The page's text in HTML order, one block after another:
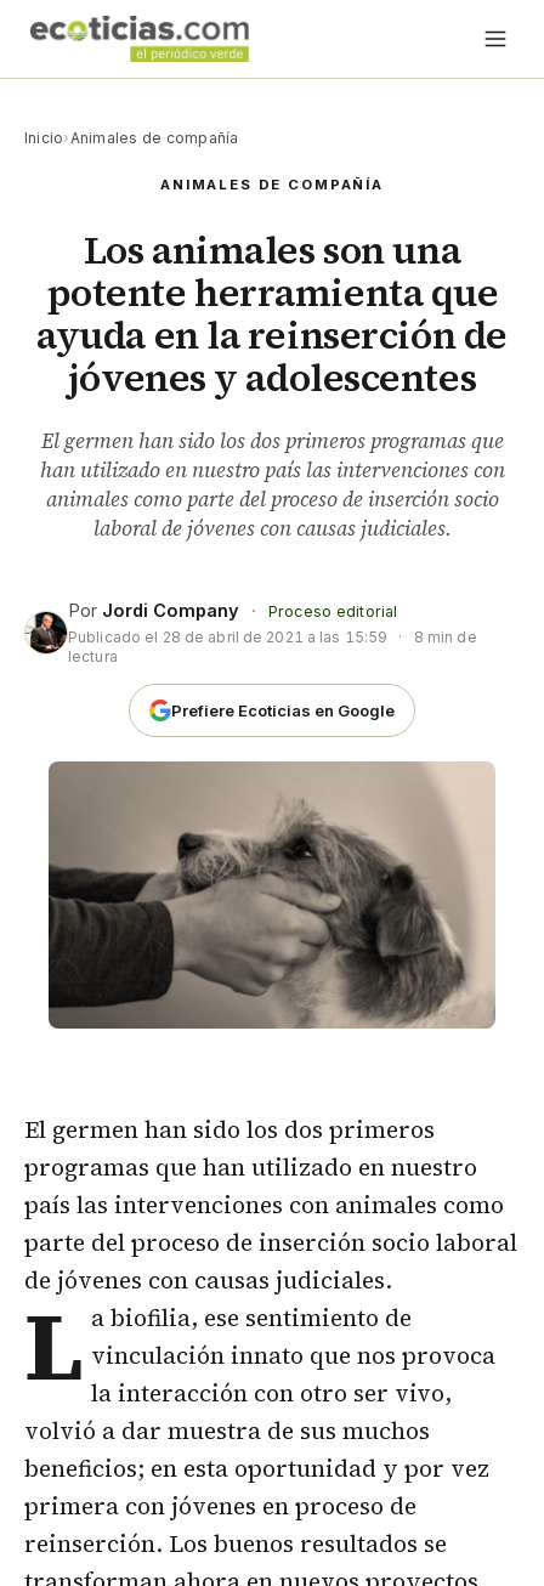
Inicio›Animales de compañía
ANIMALES DE COMPAÑÍA
Los animales son una
potente herramienta que
ayuda en la reinserción de
jóvenes y adolescentes
El germen han sido los dos primeros programas que
han utilizado en nuestro país las intervenciones con
animales como parte del proceso de inserción socio
laboral de jóvenes con causas judiciales.
Por Jordi Company ·
Proceso editorial
Publicado el 28 de abril de 2021 a las 15:59 ·
8 min de
lectura
Prefiere Ecoticias en Google
El germen han sido los dos primeros
programas que han utilizado en nuestro
país las intervenciones con animales como
parte del proceso de inserción socio laboral
de jóvenes con causas judiciales.
L a biofilia, ese sentimiento de
vinculación innato que nos provoca
la interacción con otro ser vivo,
volvió a dar muestra de sus muchos
beneficios; en esta oportunidad y por vez
primera con jóvenes en proceso de
reinserción. Los buenos resultados se